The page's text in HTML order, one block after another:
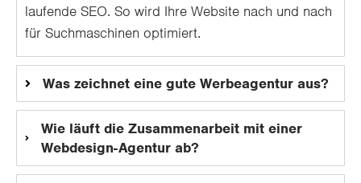
laufende SEO. So wird Ihre Website nach und nach
für Suchmaschinen optimiert.
Was zeichnet eine gute Werbeagentur aus?
Wie läuft die Zusammenarbeit mit einer
Webdesign-Agentur ab?